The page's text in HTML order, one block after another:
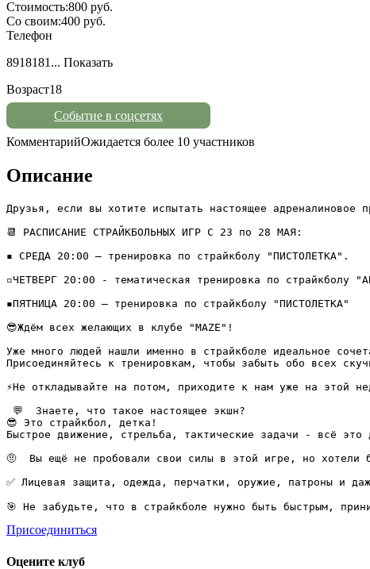
Стоимость:800 руб.
Со своим:400 руб.
Телефон
8918181... Показать
Возраст18
Событие в соцсетях
КомментарийОжидается более 10 участников
Описание
Друзья, если вы хотите испытать настоящее
📆 РАСПИСАНИЕ СТРАЙКБОЛЬНЫХ ИГР С 23 по 28 МАЯ:
▪️ СРЕДА 20:00 — тренировка по страйкболу "ПИСТОЛЕТКА".
▫️ЧЕТВЕРГ 20:00 - тематическая тренировка по страйкболу
▪️ПЯТНИЦА 20:00 — тренировка по страйкболу "ПИСТОЛЕТКА"
😎Ждём всех желающих в клубе "MAZE"!
Уже много людей нашли именно в страйкболе идеальное
Присоединяйтесь к тренировкам, чтобы забыть обо всех
⚡Не откладывайте на потом, приходите к нам уже на этой
💬  Знаете, что такое настоящее экшн?
😎 Это страйкбол, детка!
Быстрое движение, стрельба, тактические задачи - всё это
🤨  Вы ещё не пробовали свои силы в этой игре, но хотели
✅ Лицевая защита, одежда, перчатки, оружие, патроны и
Присоединиться
Оцените клуб